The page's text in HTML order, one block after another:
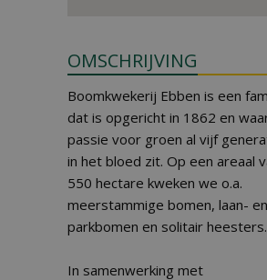
OMSCHRIJVING
Boomkwekerij Ebben is een
dat is opgericht in 1862 en
passie voor groen al vijf
in het bloed zit. Op een areaal
550 hectare kweken we o.a.
meerstammige bomen, laan- en
parkbomen en solitair heesters.
In samenwerking met